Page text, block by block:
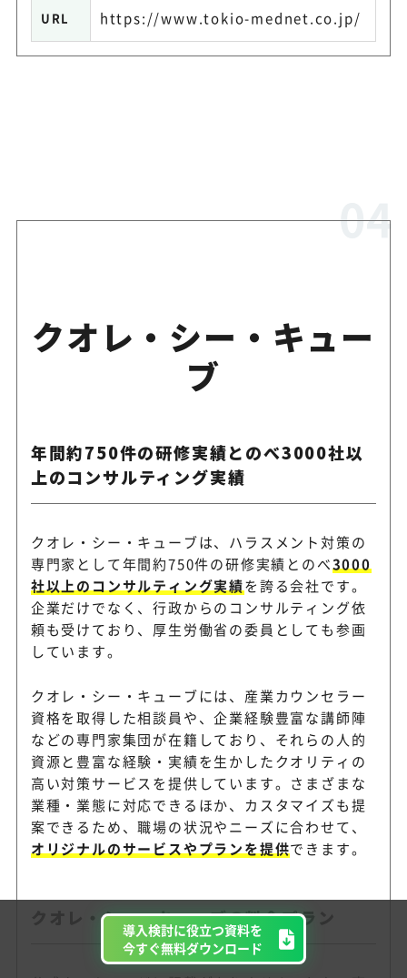
導入検討に役立つ資料を
今すぐ無料ダウンロード
URL https://www.tokio-mednet.co.jp/
クオレ・シー・キュー
ブ
年間約750件の研修実績とのべ3000社以
上のコンサルティング実績
クオレ・シー・キューブは、ハラスメント対策の
専門家として年間約750件の研修実績とのべ3000
社以上のコンサルティング実績を誇る会社です。
企業だけでなく、行政からのコンサルティング依
頼も受けており、厚生労働省の委員としても参画
しています。
クオレ・シー・キューブには、産業カウンセラー
資格を取得した相談員や、企業経験豊富な講師陣
などの専門家集団が在籍しており、それらの人的
資源と豊富な経験・実績を生かしたクオリティの
高い対策サービスを提供しています。さまざまな
業種・業態に対応できるほか、カスタマイズも提
案できるため、職場の状況やニーズに合わせて、
オリジナルのサービスやプランを提供できます。
クオレ・シー・キューブの料金プラン